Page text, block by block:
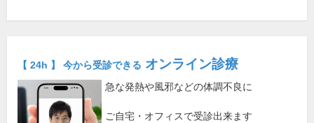
【 24h 】 今から受診できる オンライン診療
急な発熱や風邪などの体調不良に
ご自宅・オフィスで受診出来ます